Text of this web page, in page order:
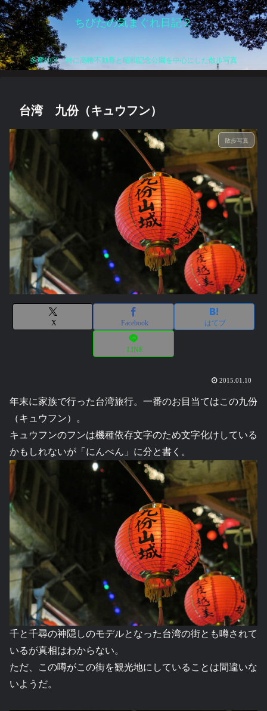
ちびたの気まぐれ日記２
多摩地区、特に高幡不動尊と昭和記念公園を中心にした散歩写真
台湾 九份（キュウフン）
散歩写真
X Facebook はてブ
LINE
2015.01.10
年末に家族で行った台湾旅行。一番のお目当てはこの九份
（キュウフン）。
キュウフンのフンは機種依存文字のため文字化けしている
かもしれないが「にんべん」に分と書く。
千と千尋の神隠しのモデルとなった台湾の街とも噂されて
いるが真相はわからない。
ただ、この噂がこの街を観光地にしていることは間違いな
いようだ。